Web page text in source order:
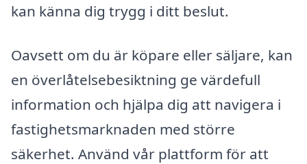
kan känna dig trygg i ditt beslut.
Oavsett om du är köpare eller säljare, kan
en överlåtelsebesiktning ge värdefull
information och hjälpa dig att navigera i
fastighetsmarknaden med större
säkerhet. Använd vår plattform för att